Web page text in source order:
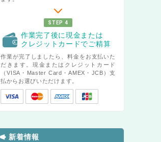
STEP 4
作業完了後に現金または
クレジットカードでご精算
作業が完了しましたら、料金をお支払いた
だきます。現金またはクレジットカード
（VISA・Master Card・AMEX・JCB）支
払からお選びいただけます。
新着情報